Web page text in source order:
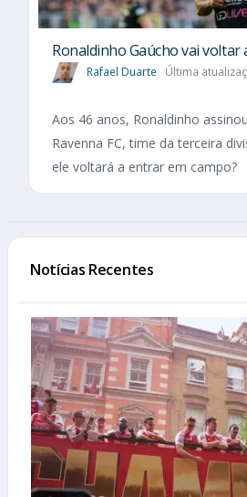
Ronaldinho Gaúcho vai voltar
Rafael Duarte Última
Aos 46 anos, Ronaldinho
Ravenna FC, time da terceira
ele voltará a entrar em campo?
Notícias Recentes